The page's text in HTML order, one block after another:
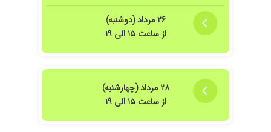
۲۶ مرداد (دوشنبه)
از ساعت ۱۵ الی ۱۹
۲۸ مرداد (چهارشنبه)
از ساعت ۱۵ الی ۱۹